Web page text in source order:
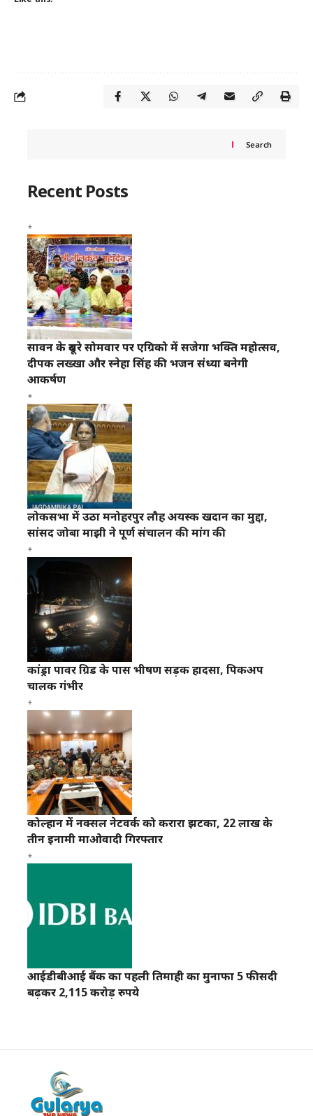
Search
Recent Posts
सावन के दूसरे सोमवार पर एग्रिको में सजेगा भक्ति महोत्सव,
दीपक लख्खा और स्नेहा सिंह की भजन संध्या बनेगी
आकर्षण
लोकसभा में उठा मनोहरपुर लौह अयस्क खदान का मुद्दा,
सांसद जोबा माझी ने पूर्ण संचालन की मांग की
कांड्रा पावर ग्रिड के पास भीषण सड़क हादसा, पिकअप
चालक गंभीर
कोल्हान में नक्सल नेटवर्क को करारा झटका, 22 लाख के
तीन इनामी माओवादी गिरफ्तार
आईडीबीआई बैंक का पहली तिमाही का मुनाफा 5 फीसदी
बढ़कर 2,115 करोड़ रुपये